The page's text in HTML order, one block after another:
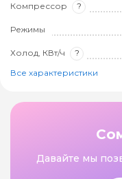
Компрессор ?
Режимы
Холод, КВт/ч ?
Все характеристики
Давайте мы